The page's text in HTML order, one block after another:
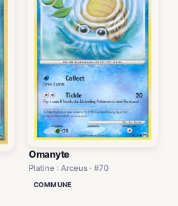
Omanyte
Platine : Arceus · #70
COMMUNE